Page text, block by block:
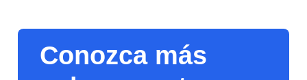
Conozca más